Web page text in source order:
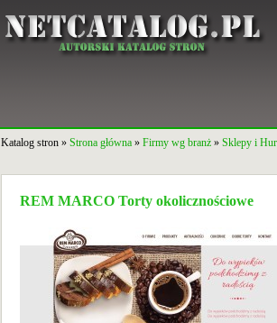
Katalog stron » Strona główna » Firmy wg branż » Sklepy i
REM MARCO Torty okolicznościowe